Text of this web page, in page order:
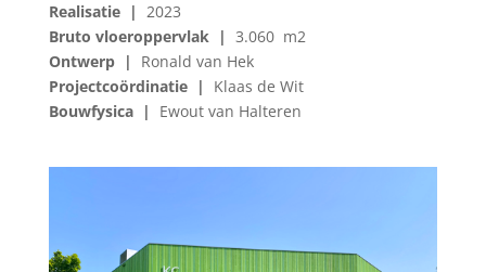
Realisatie | 2023
Bruto vloeroppervlak | 3.060 m2
Ontwerp | Ronald van Hek
Projectcoördinatie | Klaas de Wit
Bouwfysica | Ewout van Halteren